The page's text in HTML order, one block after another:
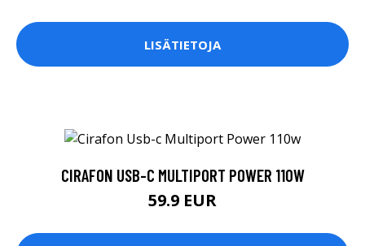
LISÄTIETOJA
CIRAFON USB-C MULTIPORT POWER 110W
59.9 EUR